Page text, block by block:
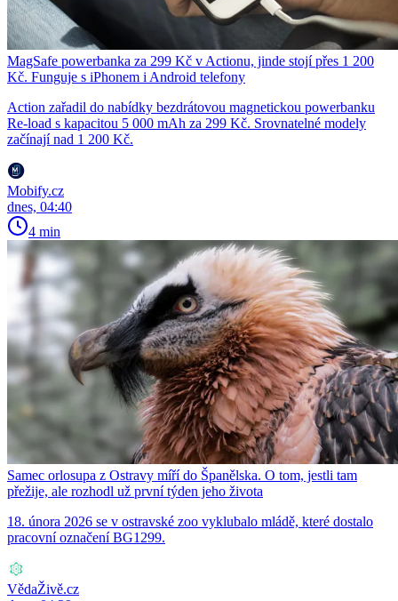
MagSafe powerbanka za 299 Kč v Actionu, jinde stojí přes 1 200
Kč. Funguje s iPhonem i Android telefony
Action zařadil do nabídky bezdrátovou magnetickou powerbanku
Re-load s kapacitou 5 000 mAh za 299 Kč. Srovnatelné modely
začínají nad 1 200 Kč.
Mobify.cz
dnes, 04:40
4 min
Samec orlosupa z Ostravy míří do Španělska. O tom, jestli tam
přežije, ale rozhodl už první týden jeho života
18. února 2026 se v ostravské zoo vyklubalo mládě, které dostalo
pracovní označení BG1299.
VědaŽivě.cz